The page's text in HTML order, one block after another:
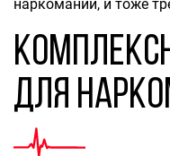
наркомании, и тоже
для